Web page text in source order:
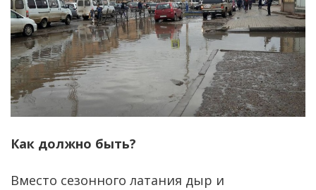
Как должно быть?
Вместо сезонного латания дыр и